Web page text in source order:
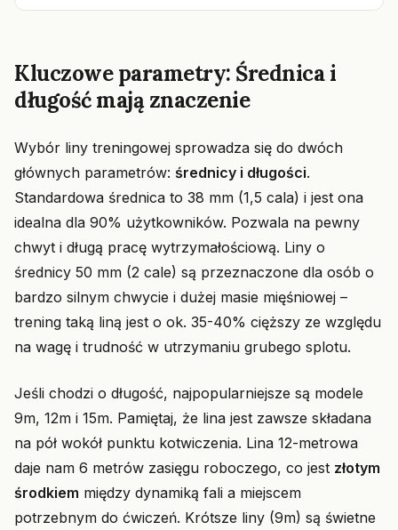
Kluczowe parametry: Średnica i
długość mają znaczenie
Wybór liny treningowej sprowadza się do dwóch
głównych parametrów: średnicy i długości.
Standardowa średnica to 38 mm (1,5 cala) i jest ona
idealna dla 90% użytkowników. Pozwala na pewny
chwyt i długą pracę wytrzymałościową. Liny o
średnicy 50 mm (2 cale) są przeznaczone dla osób o
bardzo silnym chwycie i dużej masie mięśniowej –
trening taką liną jest o ok. 35-40% cięższy ze względu
na wagę i trudność w utrzymaniu grubego splotu.
Jeśli chodzi o długość, najpopularniejsze są modele
9m, 12m i 15m. Pamiętaj, że lina jest zawsze składana
na pół wokół punktu kotwiczenia. Lina 12-metrowa
daje nam 6 metrów zasięgu roboczego, co jest złotym
środkiem między dynamiką fali a miejscem
potrzebnym do ćwiczeń. Krótsze liny (9m) są świetne